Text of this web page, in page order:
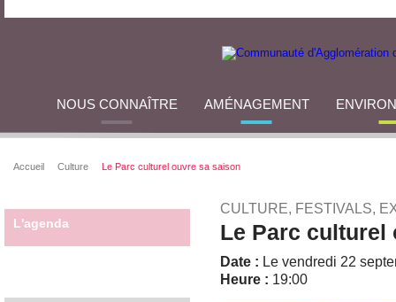
NOUS CONNAÎTRE AMÉNAGEMENT
Accueil Culture Le Parc culturel ouvre sa saison
L'agenda
CULTURE, FESTIVALS,
Le Parc culturel
Date : Le vendredi 22
Heure : 19:00